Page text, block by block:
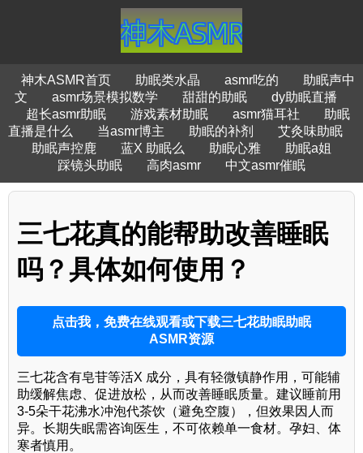
神木ASMR首页 助眠类水晶 asmr吃的
助眠声中
文
asmr场景模拟数学 甜甜的助眠
dy助眠直播
超长asmr助眠
游戏素材助眠 asmr猫耳社
助眠
直播是什么
当asmr博主 助眠的补剂
艾灸味助眠
助眠声控鹿
蓝X 助眠么 助眠心雅
助眠a姐
踩镜头助眠
高肉asmr 中文asmr催眠
三七花真的能帮助改善睡眠
吗？具体如何使用？
点击我，免费在线观看或下载三七花助眠助眠
ASMR资源
三七花含有皂苷等活X 成分，具有轻微镇静作用，可能辅
助缓解焦虑、促进放松，从而改善睡眠质量。建议睡前用
3-5朵干花沸水冲泡代茶饮（避免空腹），但效果因人而
异。长期失眠需咨询医生，不可依赖单一食材。孕妇、体
寒者慎用。